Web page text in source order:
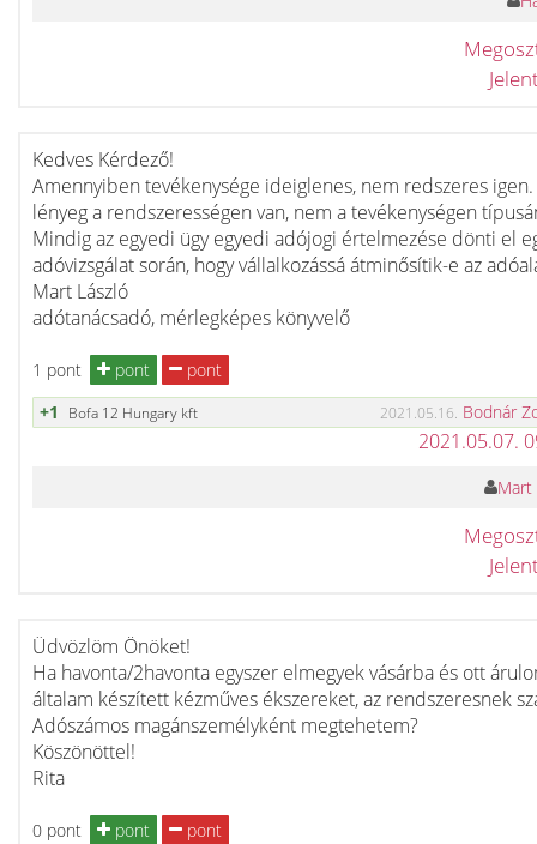
Kedves Kérdező!
Amennyiben tevékenysége ideiglenes, nem redszeres igen.
lényeg a rendszerességen van, nem a tevékenységen
Mindig az egyedi ügy egyedi adójogi értelmezése dönti el
adóvizsgálat során, hogy vállalkozássá átminősítik-e az
Mart László
adótanácsadó, mérlegképes könyvelő
1 pont pont
pont
+1
Bofa 12 Hungary kft 2021.05.16. Bodnár
2021.05.07.
Mart
Üdvözlöm Önöket!
Ha havonta/2havonta egyszer elmegyek vásárba és ott
általam készített kézműves ékszereket, az rendszeresnek
Adószámos magánszemélyként megtehetem?
Köszönöttel!
Rita
0 pont pont pont